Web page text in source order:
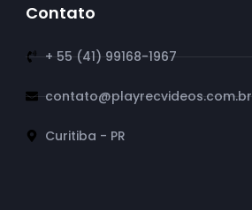
Contato
+ 55 (41) 99168-1967
contato@playrecvideos.com.br
Curitiba - PR